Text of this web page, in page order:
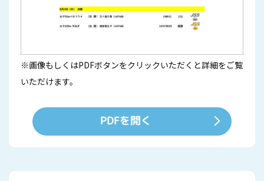
※画像もしくはPDFボタンをクリックいただくと詳細をご覧
いただけます。
PDFを開く